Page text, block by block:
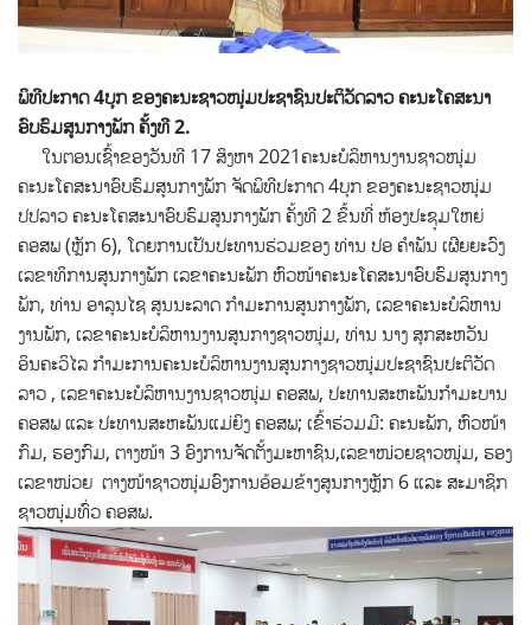
ພິທີປະກາດ 4ບຸກ ຂອງຄະນະຊາວໜຸ່ມປະຊາຊົນປະຕິວັດລາວ ຄະນະໂຄສະນາ
ອົບຮົມສູນກາງພັກ ຄັ້ງທີ 2.
ໃນຕອນເຊົ້າຂອງວັນທີ 17 ສິງຫາ 2021ຄະນະບໍລິຫານງານຊາວໜຸ່ມ
ຄະນະໂຄສະນາອົບຮົມສູນກາງພັກຈັດພິທີປະກາດ 4ບຸກ ຂອງຄະນະຊາວໜຸ່ມ
ປປລາວ ຄະນະໂຄສະນາອົບຮົມສູນກາງພັກ ຄັ້ງທີ 2 ຂຶ້ນທີ່ ຫ້ອງປະຊຸມໃຫຍ່
ຄອສພ (ຫຼັກ 6), ໂດຍການເປັນປະທານຮ່ວມຂອງ ທ່ານ ປອ ຄໍາພັນ ເຜີຍຍະວົງ
ເລຂາທິການສູນກາງພັກ ເລຂາຄະນະພັກ ຫົວໜ້າຄະນະໂຄສະນາອົບຮົມສູນກາງ
ພັກ, ທ່ານ ອາລຸນໄຊ ສູນນະລາດ ກໍາມະການສູນກາງພັກ, ເລຂາຄະນະບໍລິຫານ
ງານພັກ, ເລຂາຄະນະບໍລິຫານງານສູນກາງຊາວໜຸ່ມ, ທ່ານ ນາງ ສຸກສະຫວັນ
ອິນຄະວິໄລ ກໍາມະການຄະນະບໍລິຫານງານສູນກາງຊາວໜຸ່ມປະຊາຊົນປະຕິວັດ
ລາວ , ເລຂາຄະນະບໍລິຫານງານຊາວໜຸ່ມ ຄອສພ, ປະທານສະຫະພັນກໍາມະບານ
ຄອສພ ແລະ ປະທານສະຫະພັນແມ່ຍິງ ຄອສພ; ເຂົ້າຮ່ວມມີ: ຄະນະພັກ, ຫົວໜ້າ
ກົມ, ຮອງກົມ, ຕາງໜ້າ 3 ອົງການຈັດຕັ້ງມະຫາຊົນ,ເລຂາໜ່ວຍຊາວໜຸ່ມ, ຮອງ
ເລຂາໜ່ວຍ ຕາງໜ້າຊາວໜຸ່ມອົງການອ້ອມຂ້າງສູນກາງຫຼັກ 6 ແລະ ສະມາຊິກ
ຊາວໜຸ່ມທົ່ວ ຄອສພ.